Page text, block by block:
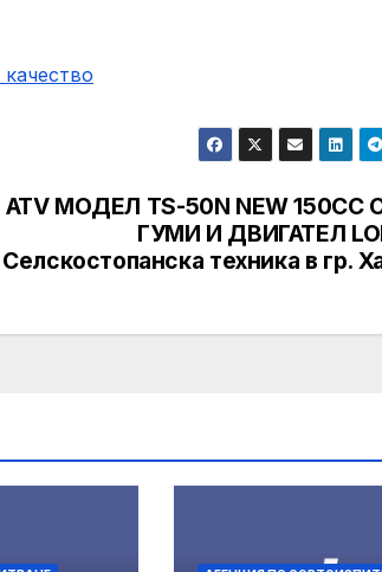
ATV МОДЕЛ TS-50N NEW 150CC
ГУМИ И ДВИГАТЕЛ
Селскостопанска техника в гр.